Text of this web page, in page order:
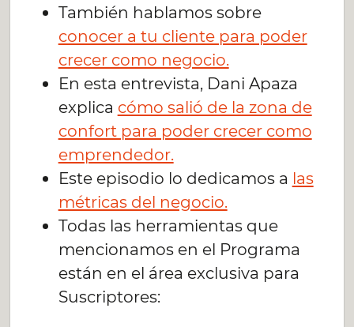
También hablamos sobre
conocer a tu cliente para poder
crecer como negocio.
En esta entrevista, Dani Apaza
explica cómo salió de la zona de
confort para poder crecer como
emprendedor.
Este episodio lo dedicamos a las
métricas del negocio.
Todas las herramientas que
mencionamos en el Programa
están en el área exclusiva para
Suscriptores: